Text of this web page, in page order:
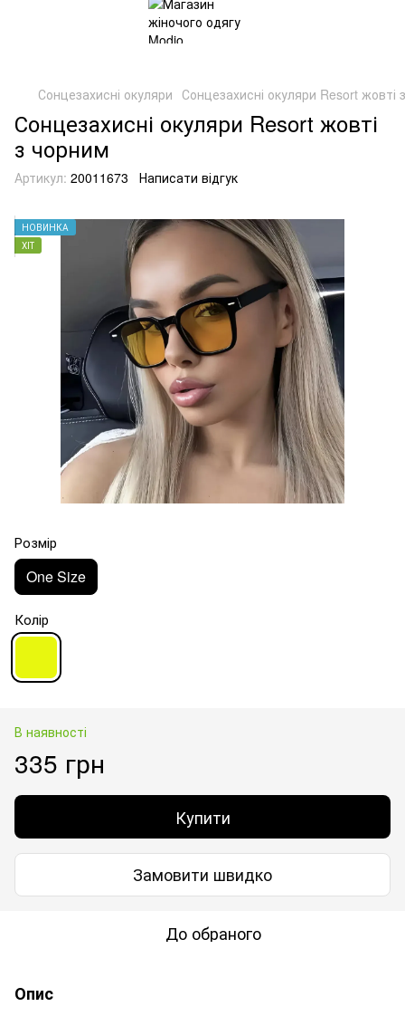
Сонцезахисні окуляри Сонцезахисні окуляри Resort жовті
Сонцезахисні окуляри Resort жовті
з чорним
Артикул: 20011673 Написати відгук
НОВИНКА
ХІТ
Розмір
One Size
Колір
В наявності
335 грн
Купити
Замовити швидко
До обраного
Опис